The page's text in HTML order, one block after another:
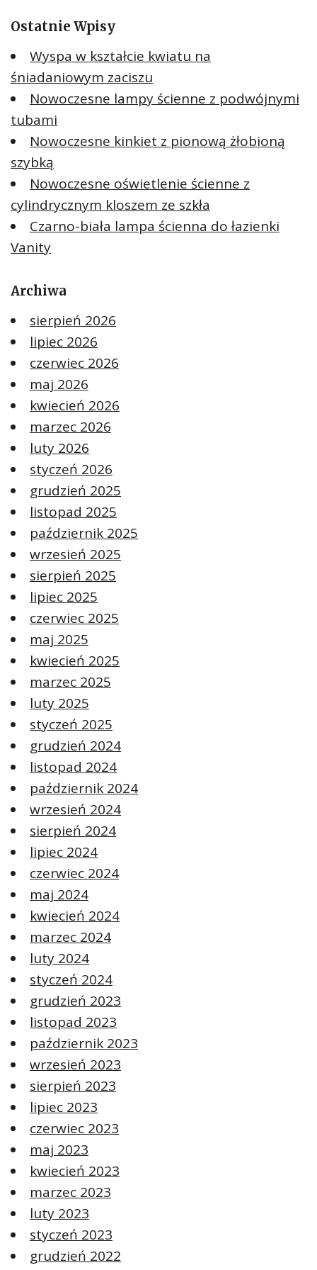
Ostatnie Wpisy
Wyspa w kształcie kwiatu na
śniadaniowym zaciszu
Nowoczesne lampy ścienne z podwójnymi
tubami
Nowoczesne kinkiet z pionową żłobioną
szybką
Nowoczesne oświetlenie ścienne z
cylindrycznym kloszem ze szkła
Czarno-biała lampa ścienna do łazienki
Vanity
Archiwa
sierpień 2026
lipiec 2026
czerwiec 2026
maj 2026
kwiecień 2026
marzec 2026
luty 2026
styczeń 2026
grudzień 2025
listopad 2025
październik 2025
wrzesień 2025
sierpień 2025
lipiec 2025
czerwiec 2025
maj 2025
kwiecień 2025
marzec 2025
luty 2025
styczeń 2025
grudzień 2024
listopad 2024
październik 2024
wrzesień 2024
sierpień 2024
lipiec 2024
czerwiec 2024
maj 2024
kwiecień 2024
marzec 2024
luty 2024
styczeń 2024
grudzień 2023
listopad 2023
październik 2023
wrzesień 2023
sierpień 2023
lipiec 2023
czerwiec 2023
maj 2023
kwiecień 2023
marzec 2023
luty 2023
styczeń 2023
grudzień 2022